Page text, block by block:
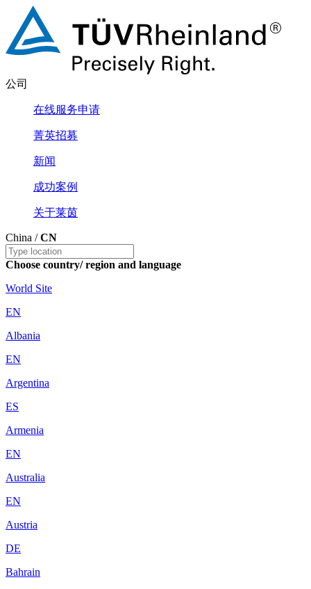
公司
在线服务申请
菁英招募
新闻
成功案例
关于莱茵
China /CN
Choose country/ region and language
World Site
EN
Albania
EN
Argentina
ES
Armenia
EN
Australia
EN
Austria
DE
Bahrain